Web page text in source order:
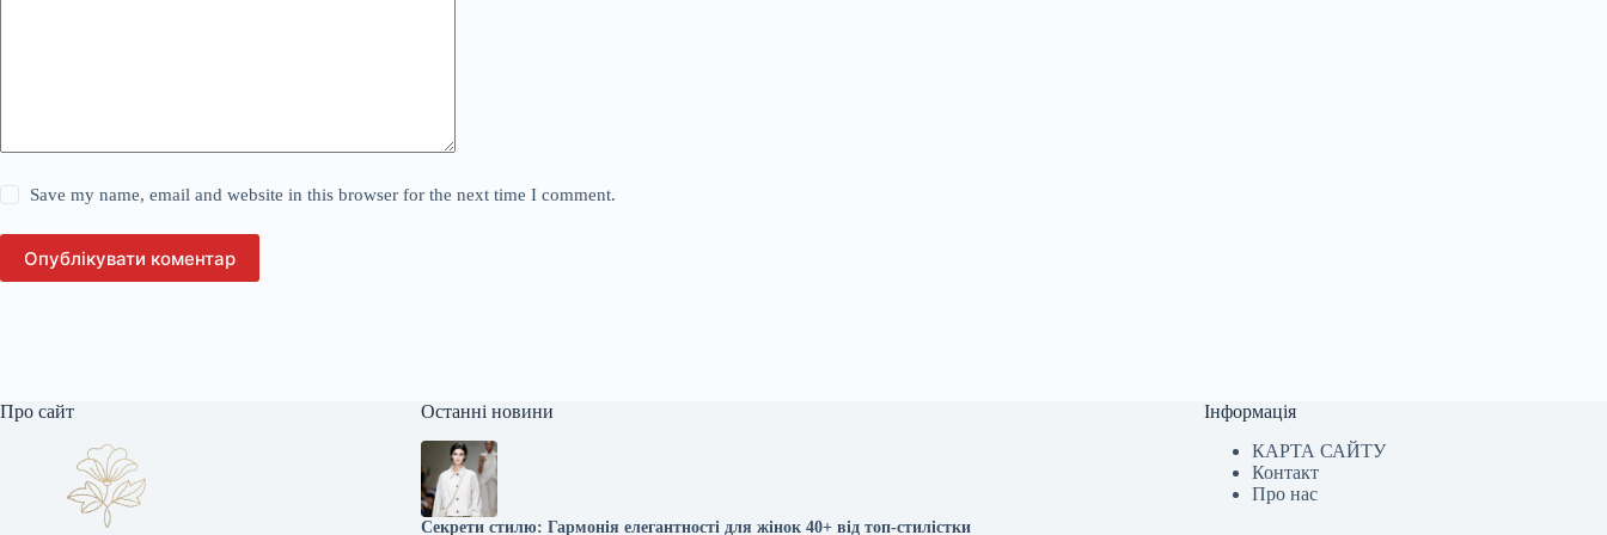
Save my name, email and website in this browser for the next time I comment.
Опублікувати коментар
Про сайт Останні новини
Секрети стилю: Гармонія елегантності для жінок 40+ від топ-стилістки
Інформація
КАРТА САЙТУ
Контакт
Про нас